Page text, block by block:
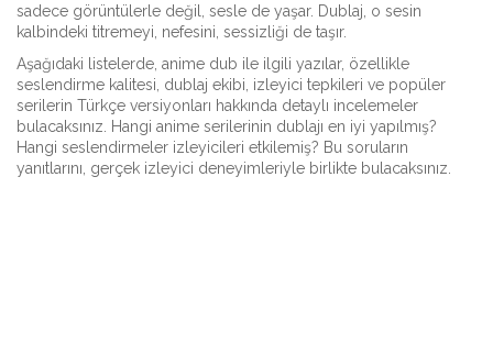
sadece görüntülerle değil, sesle de yaşar. Dublaj, o sesin
kalbindeki titremeyi, nefesini, sessizliği de taşır.
Aşağıdaki listelerde, anime dub ile ilgili yazılar, özellikle
seslendirme kalitesi, dublaj ekibi, izleyici tepkileri ve popüler
serilerin Türkçe versiyonları hakkında detaylı incelemeler
bulacaksınız. Hangi anime serilerinin dublajı en iyi yapılmış?
Hangi seslendirmeler izleyicileri etkilemiş? Bu soruların
yanıtlarını, gerçek izleyici deneyimleriyle birlikte bulacaksınız.